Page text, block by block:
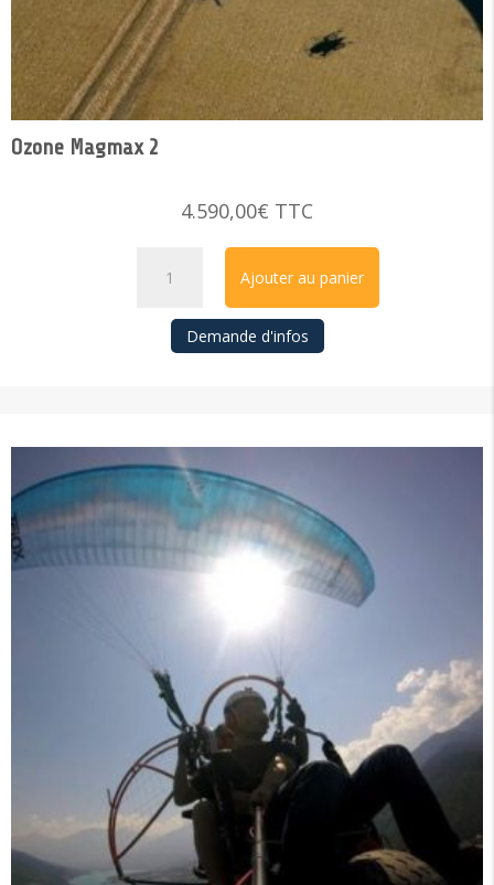
Ozone Magmax 2
4.590,00€ TTC
Magmax
quantity
Ajouter au panier
Demande d'infos